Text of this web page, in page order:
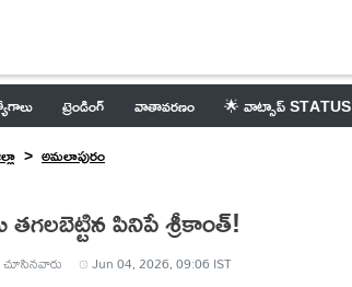
ట్రెండింగ్ వాతావరణం 🌟 వాట్సాప్ STATUS
అమలాపురం
పినిపే శ్రీకాంత్!
చూసినవారు Jun 04, 2026, 09:06 IST